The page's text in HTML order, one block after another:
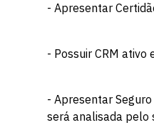
- Apresentar
- Possuir CRM ativo
- Apresentar
será analisada pelo